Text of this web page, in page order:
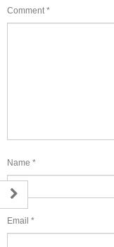
Comment*
Name *
Email *